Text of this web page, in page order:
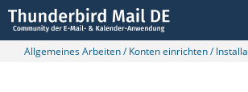
Allgemeines Arbeiten / Konten einrichten /